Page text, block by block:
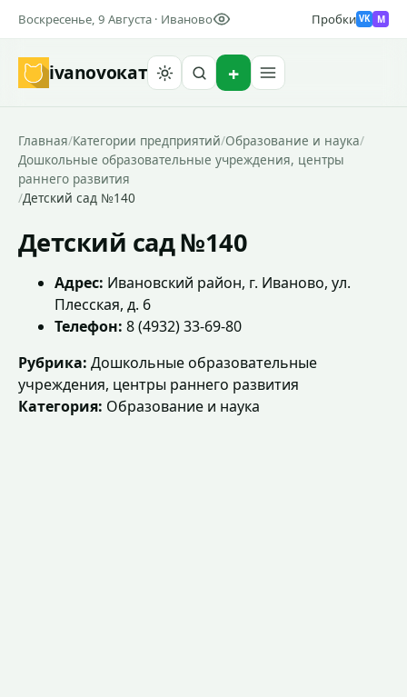
Воскресенье, 9 Августа · Иваново Пробки VK M
ivanovoкат
Найти
Главная/Категории предприятий/Образование и наука/
Дошкольные образовательные учреждения, центры
раннего развития
/Детский сад №140
Детский сад №140
Адрес: Ивановский район, г. Иваново, ул.
Плесская, д. 6
Телефон: 8 (4932) 33-69-80
Рубрика: Дошкольные образовательные
учреждения, центры раннего развития
Категория: Образование и наука